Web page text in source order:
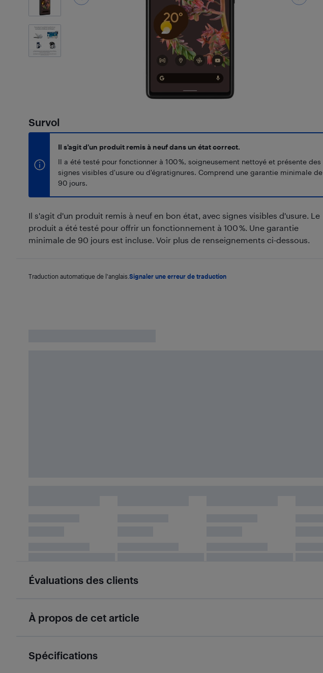
7
Photos
Survol
Il s’agit d’un produit remis à neuf dans un état correct.
Il a été testé pour fonctionner à 100 %, soigneusement nettoyé et présente des
signes visibles d'usure ou d'égratignures. Comprend une garantie minimale de
90 jours.
Il s'agit d'un produit remis à neuf en bon état, avec signes visibles d'usure. Le
produit a été testé pour offrir un fonctionnement à 100 %. Une garantie
minimale de 90 jours est incluse. Voir plus de renseignements ci-dessous.
Traduction automatique de l'anglais. Signaler une erreur de traduction
Évaluations des clients
À propos de cet article
Spécifications